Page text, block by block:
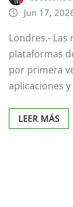
Jun 17,
Londres.- Las
plataformas
por primera
aplicaciones
LEER MÁS